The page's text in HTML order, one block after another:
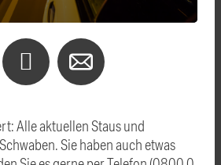
Alle aktuellen Staus und
Sie haben auch etwas